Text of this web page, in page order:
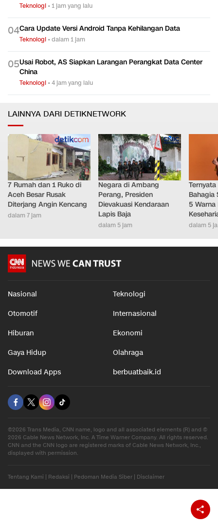
Teknologi •1 jam yang lalu
04Cara Update Versi Android Tanpa Kehilangan Data
Teknologi •dalam 1 jam
05Usai Robot, AS Siapkan Larangan Perangkat Data Center
China
Teknologi •4 jam yang lalu
LAINNYA DARI DETIKNETWORK
7 Rumah dan 1 Ruko di
Aceh Besar Rusak
Diterjang Angin Kencang
dalam 7 jam
Negara di Ambang
Perang, Presiden
Dievakuasi Kendaraan
Lapis Baja
dalam 5 jam
Bahagia
5
dalam 5
Nasional Teknologi
Otomotif Internasional
Hiburan Ekonomi
Gaya Hidup Olahraga
Download Apps berbuatbaik.id
©2026 Trans Media, CNN name, logo and all associated elements (R) and ©
2026 Cable News Network, Inc. A Time Warner Company. All rights reserved.
CNN and the CNN logo are registered marks of Cable News Network, Inc.,
displayed with permission.
Tentang Kami Redaksi Pedoman Media Siber Disclaimer